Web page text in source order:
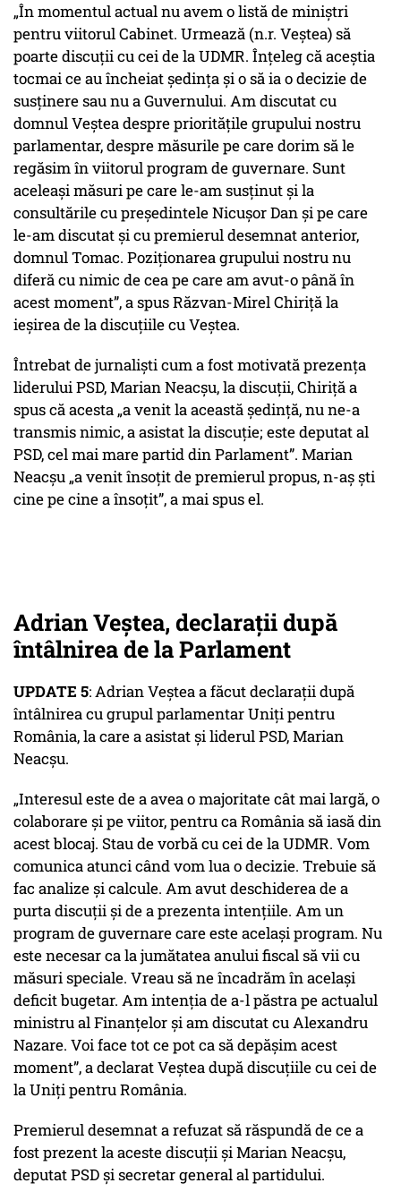
„În momentul actual nu avem o listă de miniștri
pentru viitorul Cabinet. Urmează (n.r. Veștea) să
poarte discuții cu cei de la UDMR. Înțeleg că aceștia
tocmai ce au încheiat ședința și o să ia o decizie de
susținere sau nu a Guvernului. Am discutat cu
domnul Veștea despre prioritățile grupului nostru
parlamentar, despre măsurile pe care dorim să le
regăsim în viitorul program de guvernare. Sunt
aceleași măsuri pe care le-am susținut și la
consultările cu președintele Nicușor Dan și pe care
le-am discutat și cu premierul desemnat anterior,
domnul Tomac. Poziționarea grupului nostru nu
diferă cu nimic de cea pe care am avut-o până în
acest moment”, a spus Răzvan-Mirel Chiriță la
ieșirea de la discuțiile cu Veștea.
Întrebat de jurnaliști cum a fost motivată prezența
liderului PSD, Marian Neacșu, la discuții, Chiriță a
spus că acesta „a venit la această ședință, nu ne-a
transmis nimic, a asistat la discuție; este deputat al
PSD, cel mai mare partid din Parlament”. Marian
Neacșu „a venit însoțit de premierul propus, n-aș ști
cine pe cine a însoțit”, a mai spus el.
Adrian Veștea, declarații după
întâlnirea de la Parlament
UPDATE 5: Adrian Veștea a făcut declarații după
întâlnirea cu grupul parlamentar Uniți pentru
România, la care a asistat și liderul PSD, Marian
Neacșu.
„Interesul este de a avea o majoritate cât mai largă, o
colaborare și pe viitor, pentru ca România să iasă din
acest blocaj. Stau de vorbă cu cei de la UDMR. Vom
comunica atunci când vom lua o decizie. Trebuie să
fac analize și calcule. Am avut deschiderea de a
purta discuții și de a prezenta intențiile. Am un
program de guvernare care este același program. Nu
este necesar ca la jumătatea anului fiscal să vii cu
măsuri speciale. Vreau să ne încadrăm în același
deficit bugetar. Am intenția de a-l păstra pe actualul
ministru al Finanțelor și am discutat cu Alexandru
Nazare. Voi face tot ce pot ca să depășim acest
moment”, a declarat Veștea după discuțiile cu cei de
la Uniți pentru România.
Premierul desemnat a refuzat să răspundă de ce a
fost prezent la aceste discuții și Marian Neacșu,
deputat PSD și secretar general al partidului.